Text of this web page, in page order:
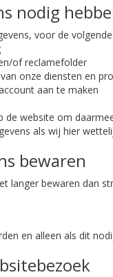
nodig
voor de
of reclamefolder
onze diensten en
aan te maken
de website om
als wij hier
bewaren
langer bewaren dan
en alleen als dit